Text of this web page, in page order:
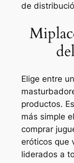
de
Elige entre
productos.
más simple
comprar
eróticos que
liderados a